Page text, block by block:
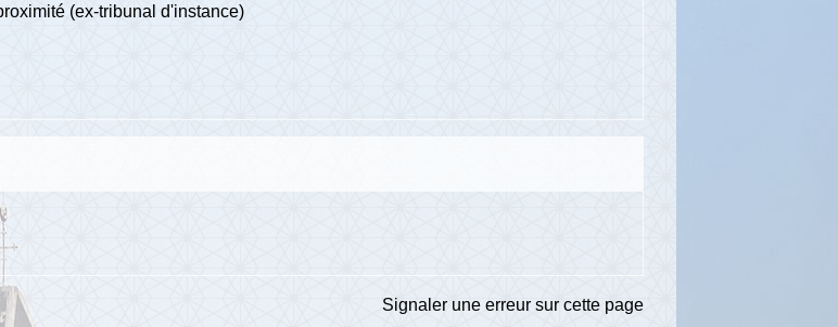
(ex-tribunal d'instance)
Signaler une erreur sur cette page